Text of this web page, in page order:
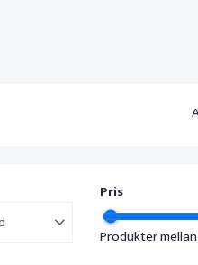
Pris
Produkter mellan